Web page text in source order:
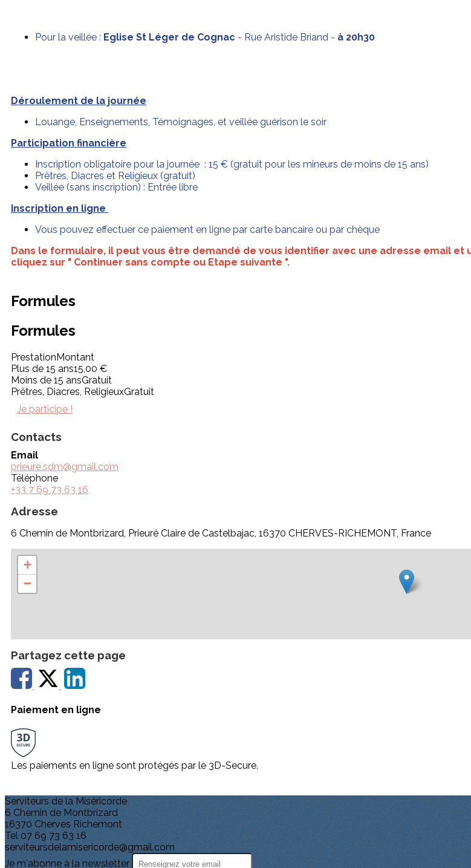
Pour la veillée : Eglise St Léger de Cognac - Rue Aristide Briand - à 20h30
Déroulement de la journée
Louange, Enseignements, Témoignages, et veillée guérison le soir
Participation financière
Inscription obligatoire pour la journée : 15 € (gratuit pour les mineurs de moins de 15 ans)
Prêtres, Diacres et Religieux (gratuit)
Veillée (sans inscription) : Entrée libre
Inscription en ligne
Vous pouvez effectuer ce paiement en ligne par carte bancaire ou par chèque
Dans le formulaire, il peut vous être demandé de vous identifier avec une adresse email
cliquez sur " Continuer sans compte ou Etape suivante ".
Formules
Formules
PrestationMontant
Plus de 15 ans15,00 €
Moins de 15 ansGratuit
Prêtres, Diacres, ReligieuxGratuit
Je participe !
Contacts
Email
prieure.sdm@gmail.com
Téléphone
+33 7 69 73 63 16
Adresse
6 Chemin de Montbrizard, Prieuré Claire de Castelbajac, 16370 CHERVES-RICHEMONT, France
+
−
Partagez cette page
Paiement en ligne
Les paiements en ligne sont protégés par le 3D-Secure.
Serviteurs de la Miséricorde
6 Chemin de Montbrizard
16370 Cherves Richemont
Tel 07 69 73 63 16
serviteursdelamisericorde@gmail.com
Je m'abonne à la newsletter